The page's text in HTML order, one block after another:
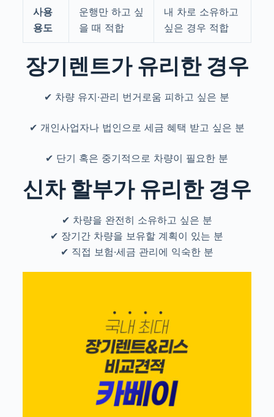
사용
용도
운행만 하고 싶
을 때 적합
내 차로 소유하고
싶은 경우 적합
장기렌트가 유리한 경우
✔ 차량 유지·관리 번거로움 피하고 싶은 분
✔ 개인사업자나 법인으로 세금 혜택 받고 싶은 분
✔ 단기 혹은 중기적으로 차량이 필요한 분
신차 할부가 유리한 경우
✔ 차량을 완전히 소유하고 싶은 분
✔ 장기간 차량을 보유할 계획이 있는 분
✔ 직접 보험·세금 관리에 익숙한 분